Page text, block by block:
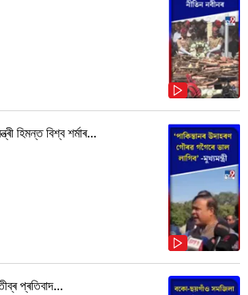
হিমন্ত বিশ্ব শৰ্মাৰ...
প্ৰতিবাদ...